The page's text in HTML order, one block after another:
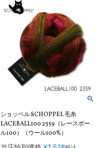
ショッペル SCHOPPEL 毛糸
LACEBALL100 2359（レースボー
ル100）（ウール100%）